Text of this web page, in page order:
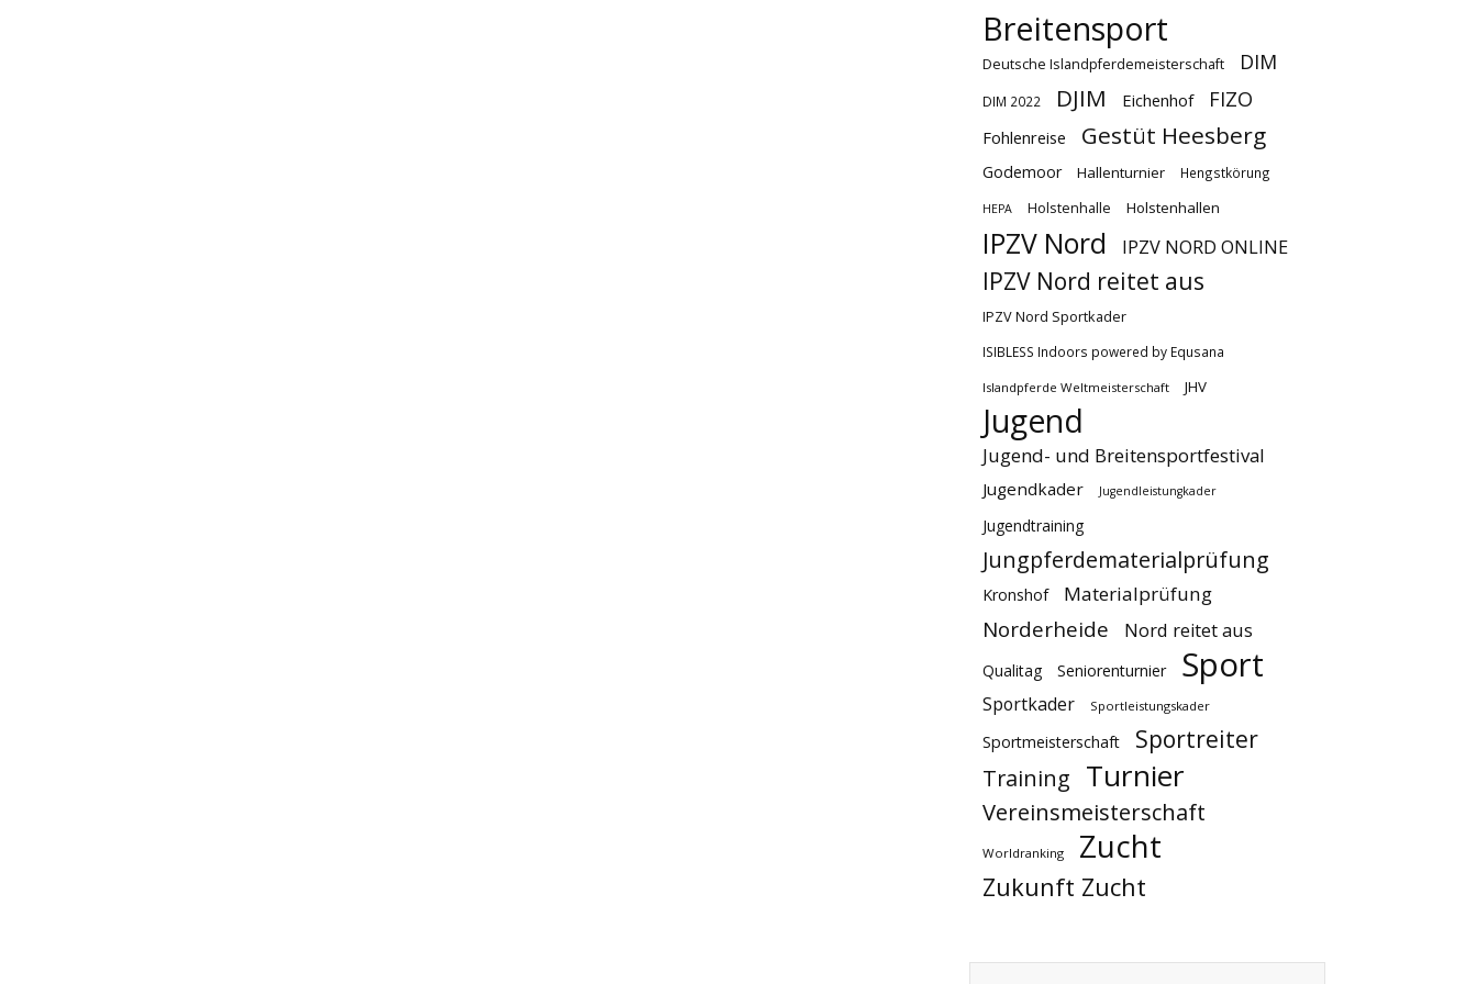
Breitensport
Deutsche Islandpferdemeisterschaft DIM
DIM 2022 DJIM Eichenhof FIZO
Fohlenreise Gestüt Heesberg
Godemoor Hallenturnier Hengstkörung
HEPA Holstenhalle Holstenhallen
IPZV Nord IPZV NORD ONLINE
IPZV Nord reitet aus
IPZV Nord Sportkader
ISIBLESS Indoors powered by Equsana
Islandpferde Weltmeisterschaft JHV
Jugend
Jugend- und Breitensportfestival
Jugendkader Jugendleistungkader
Jugendtraining
Jungpferdematerialprüfung
Kronshof Materialprüfung
Norderheide Nord reitet aus
Qualitag Seniorenturnier Sport
Sportkader Sportleistungskader
Sportmeisterschaft Sportreiter
Training Turnier
Vereinsmeisterschaft
Worldranking Zucht
Zukunft Zucht